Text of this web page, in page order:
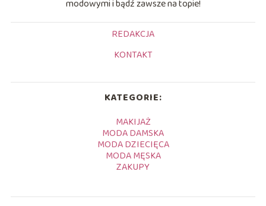
modowymi i bądź zawsze na topie!
REDAKCJA
KONTAKT
KATEGORIE:
MAKIJAŻ
MODA DAMSKA
MODA DZIECIĘCA
MODA MĘSKA
ZAKUPY